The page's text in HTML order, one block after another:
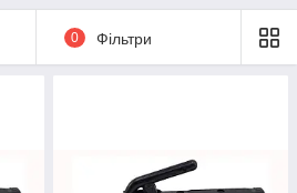
лояльних цін в Україні,
використання придбаного
в самих різних
0 Фільтри